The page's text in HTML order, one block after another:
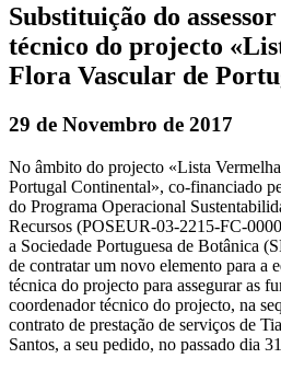
Substituição do
técnico do projecto
Flora Vascular de
29 de Novembro de 2017
No âmbito do projecto «Lista
Portugal Continental», co-financiado
do Programa Operacional
Recursos (POSEUR-03-2215-FC-
a Sociedade Portuguesa de Botânica
de contratar um novo elemento para a
técnica do projecto para assegurar as
coordenador técnico do projecto, na
contrato de prestação de serviços de
Santos, a seu pedido, no passado dia